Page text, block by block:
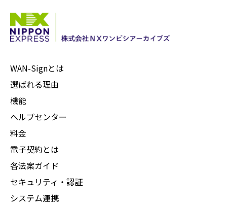
WAN-Signとは
選ばれる理由
機能
ヘルプセンター
料金
電子契約とは
各法案ガイド
セキュリティ・認証
システム連携